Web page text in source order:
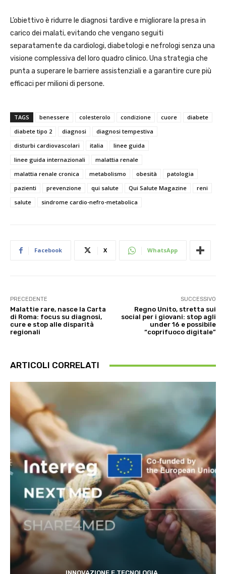
L’obiettivo è ridurre le diagnosi tardive e migliorare la presa in
carico dei malati, evitando che vengano seguiti
separatamente da cardiologi, diabetologi e nefrologi senza una
visione complessiva del loro quadro clinico. Una strategia che
punta a superare le barriere assistenziali e a garantire cure più
efficaci per milioni di persone.
TAGS benessere colesterolo condizione cuore
diabete
diabete tipo 2
diagnosi
diagnosi tempestiva
disturbi cardiovascolari
italia
linee guida
linee guida internazionali
malattia renale
malattia renale cronica
metabolismo obesità
patologia
pazienti
prevenzione qui salute Qui Salute Magazine
reni
salute
sindrome cardio-nefro-metabolica
Facebook X WhatsApp
PRECEDENTE
Malattie rare, nasce la Carta
di Roma: focus su diagnosi,
cure e stop alle disparità
regionali
SUCCESSIVO
Regno Unito, stretta sui
social per i giovani: stop agli
under 16 e possibile
“coprifuoco digitale”
ARTICOLI CORRELATI